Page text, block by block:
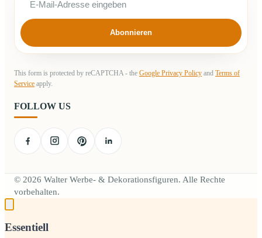
Abonnieren
This form is protected by reCAPTCHA - the Google Privacy Policy and Terms of
Service apply.
FOLLOW US
© 2026 Walter Werbe- & Dekorationsfiguren. Alle Rechte
vorbehalten.
Essentiell